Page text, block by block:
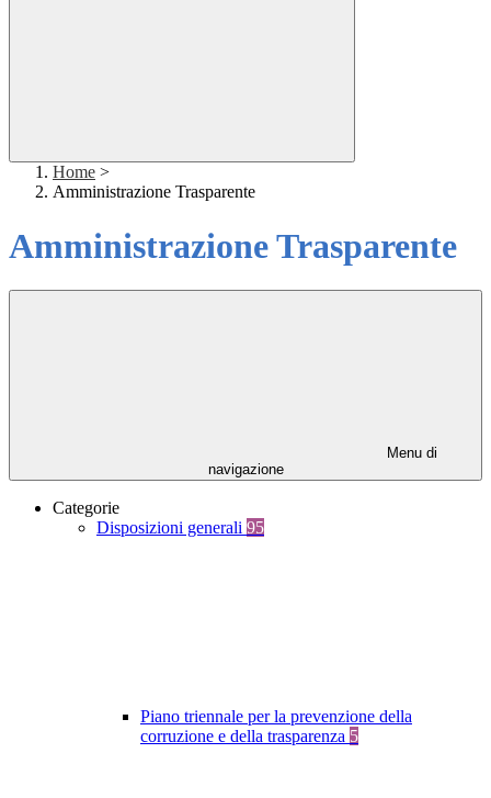
Home >
Amministrazione Trasparente
Amministrazione Trasparente
Menu di
navigazione
Categorie
Disposizioni generali 95
Piano triennale per la prevenzione della
corruzione e della trasparenza 5